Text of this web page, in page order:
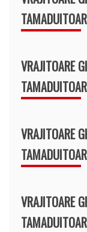
VRAJITOARE
VRAJITOARE
VRAJITOARE